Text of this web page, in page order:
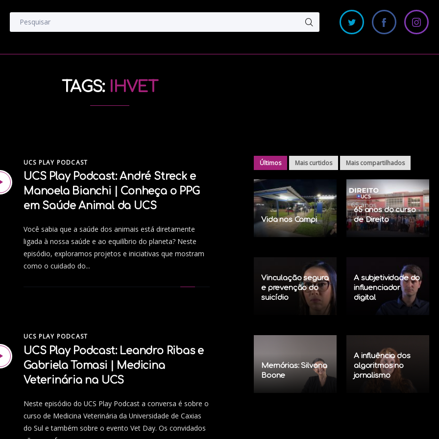
TAGS: IHVET
UCS PLAY PODCAST
UCS Play Podcast: André Streck e
Manoela Bianchi | Conheça o PPG
em Saúde Animal da UCS
Você sabia que a saúde dos animais está diretamente
ligada à nossa saúde e ao equilíbrio do planeta? Neste
episódio, exploramos projetos e iniciativas que mostram
como o cuidado do...
UCS PLAY PODCAST
UCS Play Podcast: Leandro Ribas e
Gabriela Tomasi | Medicina
Veterinária na UCS
Neste episódio do UCS Play Podcast a conversa é sobre o
curso de Medicina Veterinária da Universidade de Caxias
do Sul e também sobre o evento Vet Day. Os convidados
Últimos Mais curtidos Mais compartilhados
Vida nos Campi
65 anos do curso
de Direito
Vinculação segura
e prevenção do
suicídio
A subjetividade do
influenciador
digital
Memórias: Silvana
Boone
A influência dos
algoritmos no
jornalismo